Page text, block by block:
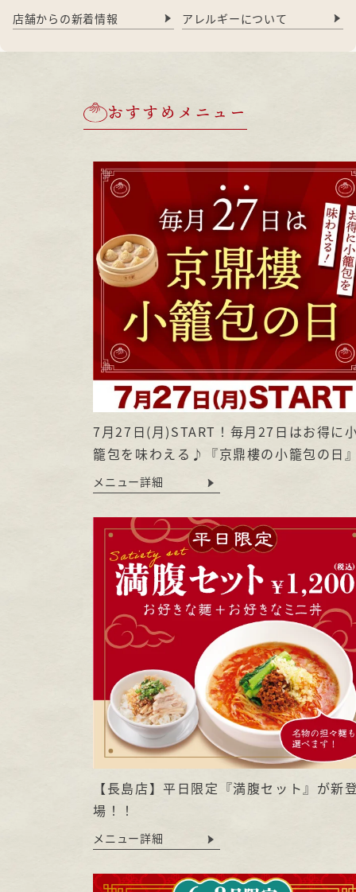
店舗からの新着情報 アレルギーについて
おすすめメニュー
7月27日(月)START！毎月27日はお得に
籠包を味わえる♪『京鼎樓の小籠包の日
メニュー詳細
【長島店】平日限定『満腹セット』が新
場！！
メニュー詳細